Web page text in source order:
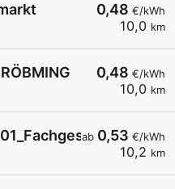
0,48 €/kWh
10,0 km
0,48 €/kWh
10,0 km
ab 0,53 €/kWh
10,2 km